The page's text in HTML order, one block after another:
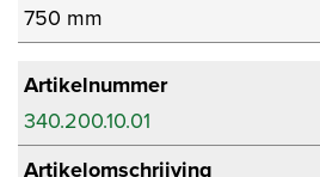
750 mm
Artikelnummer
340.200.10.01
Artikelomschrijving